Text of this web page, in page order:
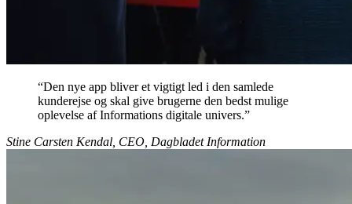
“Den nye app bliver et vigtigt led i den samlede
kunderejse og skal give brugerne den bedst mulige
oplevelse af Informations digitale univers.”
Stine Carsten Kendal, CEO, Dagbladet Information